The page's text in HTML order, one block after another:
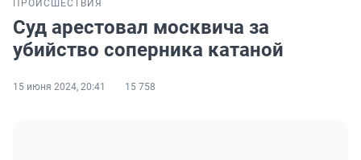
ПРОИСШЕСТВИЯ
Суд арестовал москвича за
убийство соперника катаной
15 июня 2024, 20:41 15 758